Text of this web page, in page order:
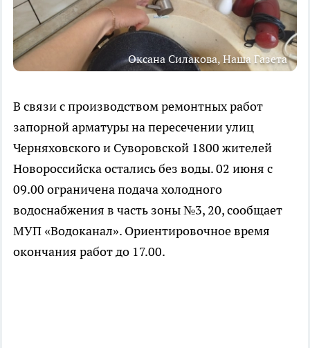
Оксана Силакова, Наша Газета
В связи с производством ремонтных работ
запорной арматуры на пересечении улиц
Черняховского и Суворовской 1800 жителей
Новороссийска остались без воды. 02 июня с
09.00 ограничена подача холодного
водоснабжения в часть зоны №3, 20, сообщает
МУП «Водоканал». Ориентировочное время
окончания работ до 17.00.